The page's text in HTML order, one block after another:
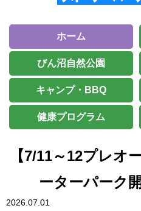
ホーム
びん沼自然公園
キャンプ・BBQ
健康プログラム
【7/11～12プレオ
ーターパーク
2026.07.01